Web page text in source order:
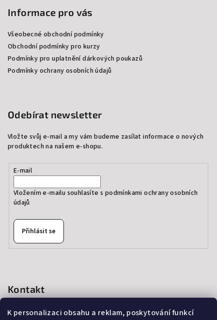
K personalizaci obsahu a reklam, poskytování funkcí
Informace pro vás
Všeobecné obchodní podmínky
Obchodní podmínky pro kurzy
Podmínky pro uplatnění dárkových poukazů
Podmínky ochrany osobních údajů
Odebírat newsletter
Vložte svůj e-mail a my vám budeme zasílat informace o nových
produktech na našem e-shopu.
E-mail
Vložením e-mailu souhlasíte s podmínkami ochrany osobních
údajů
Přihlásit se
Kontakt
info@thedressprague.com